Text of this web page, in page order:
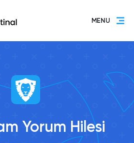
MENU
Yorum Hilesi